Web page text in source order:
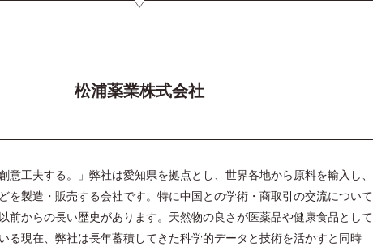
松浦薬業株式会社
意工夫する。」弊社は愛知県を拠点とし、世界各地から原料を輸入し、
を製造・販売する会社です。特に中国との学術・商取引の交流について
前からの長い歴史があります。天然物の良さが医薬品や健康食品として
る現在、弊社は長年蓄積してきた科学的データと技術を活かすと同時